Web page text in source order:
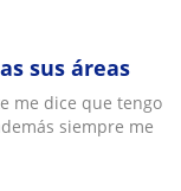
sus áreas
me dice que tengo
siempre me